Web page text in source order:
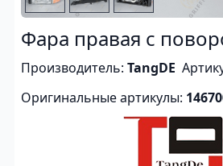
Фара правая с
Производитель: TangDE
Оригинальные артикулы: